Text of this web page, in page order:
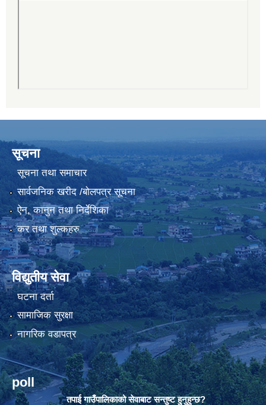
सूचना
सूचना तथा समाचार
सार्वजनिक खरीद /बोलपत्र सूचना
ऐन, कानुन तथा निर्देशिका
कर तथा शुल्कहरु
विद्युतीय सेवा
घटना दर्ता
सामाजिक सुरक्षा
नागरिक वडापत्र
poll
तपाई गाउँपालिकाको सेवाबाट सन्तुष्ट हुनुहुन्छ?